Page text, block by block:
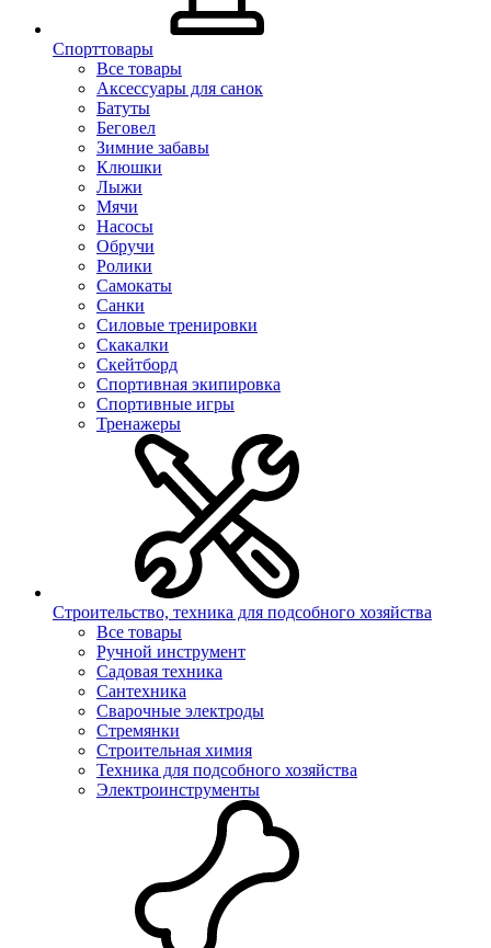
Спорттовары
Все товары
Аксессуары для санок
Батуты
Беговел
Зимние забавы
Клюшки
Лыжи
Мячи
Насосы
Обручи
Ролики
Самокаты
Санки
Силовые тренировки
Скакалки
Скейтборд
Спортивная экипировка
Спортивные игры
Тренажеры
Строительство, техника для подсобного хозяйства
Все товары
Ручной инструмент
Садовая техника
Сантехника
Сварочные электроды
Стремянки
Строительная химия
Техника для подсобного хозяйства
Электроинструменты